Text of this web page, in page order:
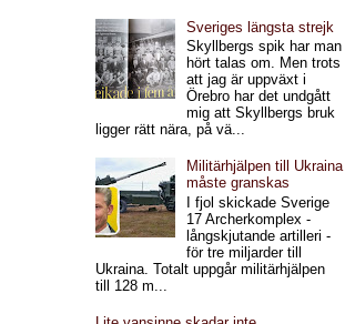
Sveriges längsta strejk
Skyllbergs spik har man
hört talas om. Men trots
att jag är uppväxt i
Örebro har det undgått
mig att Skyllbergs bruk
ligger rätt nära, på vä...
Militärhjälpen till Ukraina
måste granskas
I fjol skickade Sverige
17 Archerkomplex -
långskjutande artilleri -
för tre miljarder till
Ukraina. Totalt uppgår militärhjälpen
till 128 m...